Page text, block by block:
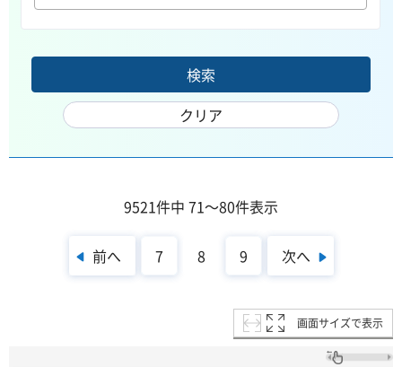
9521件中 71～80件表示
前へ 7 8 9 次へ
画面サイズで表示